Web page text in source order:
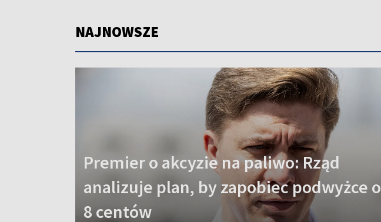
NAJNOWSZE
Premier o akcyzie na paliwo: Rząd
analizuje plan, by zapobiec podwyżce o
8 centów